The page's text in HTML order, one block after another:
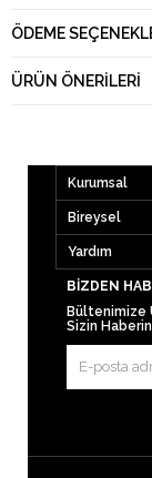
ÖDEME
ÜRÜN ÖNERILERI
Kurumsal
Bireysel
Yardım
BIZDEN
Bültenimize
Sizin